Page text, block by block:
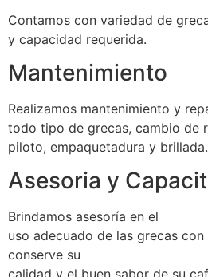
Contamos con variedad de
y capacidad requerida.
Mantenimiento
Realizamos mantenimiento y
todo tipo de grecas, cambio de
piloto, empaquetadura y brillada.
Asesoria y
Brindamos asesoría en el
uso adecuado de las grecas
conserve su